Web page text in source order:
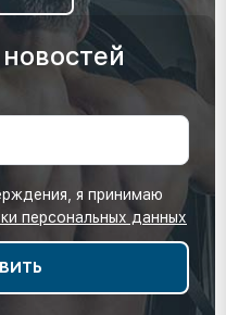
я принимаю
персональных данных